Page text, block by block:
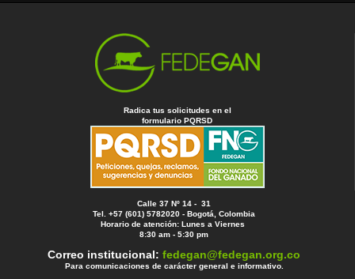
Radica tus solicitudes en el
formulario PQRSD
Calle 37 Nº 14 - 31
Tel. +57 (601) 5782020 - Bogotá, Colombia
Horario de atención: Lunes a Viernes
8:30 am - 5:30 pm
Correo institucional:fedegan@fedegan.org.co
Para comunicaciones de carácter general e informativo.